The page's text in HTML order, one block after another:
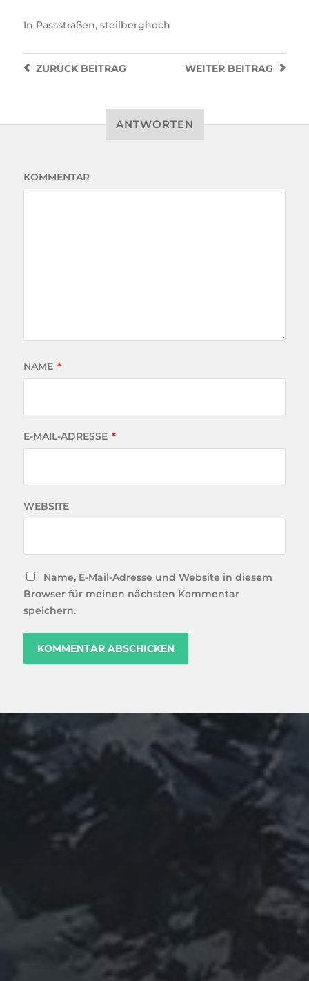
In Passstraßen, steilberghoch
WEITER BEITRAG
ZURÜCKBEITRAG
ANTWORTEN
KOMMENTAR
NAME *
E-MAIL-ADRESSE *
WEBSITE
Name, E-Mail-Adresse und Website in diesem
Browser für meinen nächsten Kommentar
speichern.